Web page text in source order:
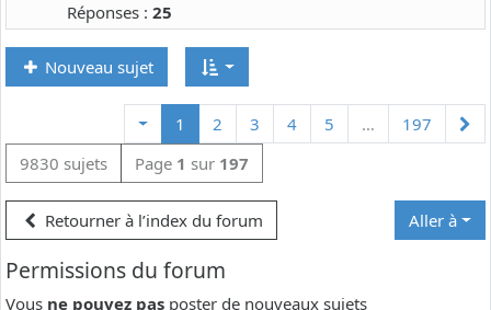
Réponses : 25
Nouveau sujet
1 2 3 4 5 … 197
9830 sujets
Page 1 sur 197
Retourner à l’index du forum Aller à
Permissions du forum
Vous ne pouvez pas poster de nouveaux sujets